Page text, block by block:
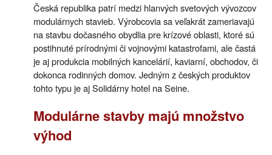
Česká republika patrí medzi hlanvých svetových vývozcov
modulárnych stavieb. Výrobcovia sa veľakrát zameriavajú
na stavbu dočasného obydlia pre krízové oblasti, ktoré sú
postihnuté prírodnými či vojnovými katastrofami, ale častá
je aj produkcia mobilných kancelárií, kaviarní, obchodov, či
dokonca rodinných domov. Jedným z českých produktov
tohto typu je aj Solidárny hotel na Seine.
Modulárne stavby majú množstvo
výhod